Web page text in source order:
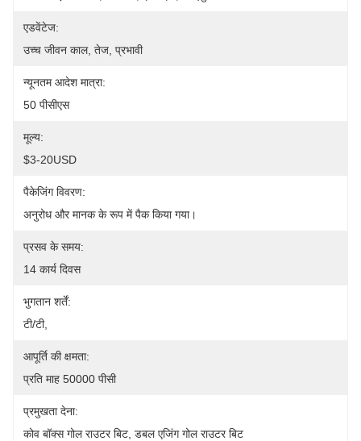
एडवेंटेज:
उच्च जीवन काल, तेज, प्रभावी
न्यूनतम आदेश मात्रा:
50 पीसीएस
मूल्य:
$3-20USD
पैकेजिंग विवरण:
अनुरोध और मानक के रूप में पैक किया गया।
प्रसव के समय:
14 कार्य दिवस
भुगतान शर्तें:
टी/टी,
आपूर्ति की क्षमता:
प्रति माह 50000 पीसी
प्रमुखता देना:
कोव बॉक्स गोल राउटर बिट डबल एजिंग गोल राउटर बिट